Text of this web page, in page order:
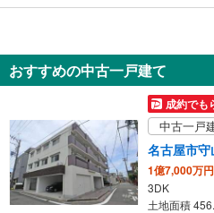
名古屋市東
4,980万円
3SLDK
土地面積
名古屋市営
おすすめの中古一戸建て
成約でも
中古一戸
名古屋市
1億7,000万円
3DK
土地面積